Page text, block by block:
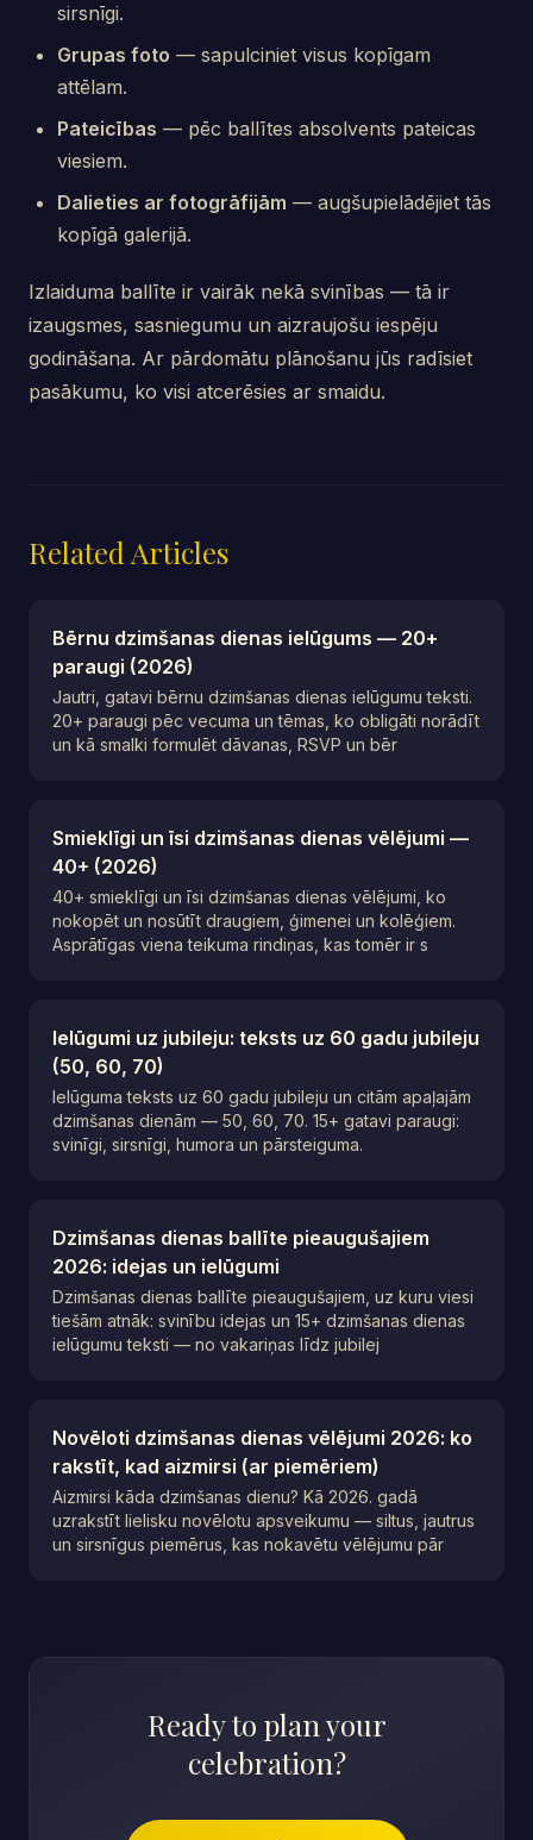
sirsnīgi.
Grupas foto — sapulciniet visus kopīgam
attēlam.
Pateicības — pēc ballītes absolvents pateicas
viesiem.
Dalieties ar fotogrāfijām — augšupielādējiet tās
kopīgā galerijā.
Izlaiduma ballīte ir vairāk nekā svinības — tā ir
izaugsmes, sasniegumu un aizraujošu iespēju
godināšana. Ar pārdomātu plānošanu jūs radīsiet
pasākumu, ko visi atcerēsies ar smaidu.
Related Articles
Bērnu dzimšanas dienas ielūgums — 20+
paraugi (2026)
Jautri, gatavi bērnu dzimšanas dienas ielūgumu teksti.
20+ paraugi pēc vecuma un tēmas, ko obligāti norādīt
un kā smalki formulēt dāvanas, RSVP un bēr
Smieklīgi un īsi dzimšanas dienas vēlējumi —
40+ (2026)
40+ smieklīgi un īsi dzimšanas dienas vēlējumi, ko
nokopēt un nosūtīt draugiem, ģimenei un kolēģiem.
Asprātīgas viena teikuma rindiņas, kas tomēr ir s
Ielūgumi uz jubileju: teksts uz 60 gadu jubileju
(50, 60, 70)
Ielūguma teksts uz 60 gadu jubileju un citām apaļajām
dzimšanas dienām — 50, 60, 70. 15+ gatavi paraugi:
svinīgi, sirsnīgi, humora un pārsteiguma.
Dzimšanas dienas ballīte pieaugušajiem
2026: idejas un ielūgumi
Dzimšanas dienas ballīte pieaugušajiem, uz kuru viesi
tiešām atnāk: svinību idejas un 15+ dzimšanas dienas
ielūgumu teksti — no vakariņas līdz jubilej
Novēloti dzimšanas dienas vēlējumi 2026: ko
rakstīt, kad aizmirsi (ar piemēriem)
Aizmirsi kāda dzimšanas dienu? Kā 2026. gadā
uzrakstīt lielisku novēlotu apsveikumu — siltus, jautrus
un sirsnīgus piemērus, kas nokavētu vēlējumu pār
Ready to plan your
celebration?